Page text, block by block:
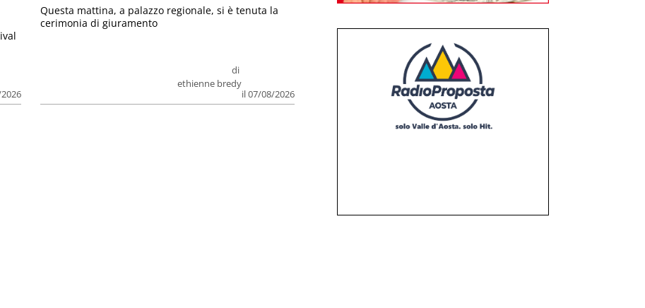
di
ethienne bredy
il 07/08/2026
Questa mattina, a palazzo regionale, si è tenuta la
cerimonia di giuramento